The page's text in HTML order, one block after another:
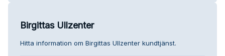
Birgittas Ullzenter
Hitta information om Birgittas Ullzenter kundtjänst.